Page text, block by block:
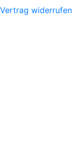
Vertrag widerrufen